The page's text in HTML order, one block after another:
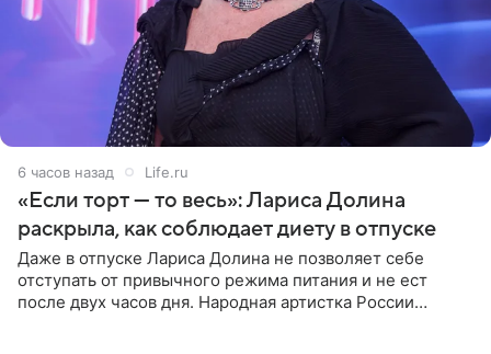
6 часов назад Life.ru
«Если торт — то весь»: Лариса Долина
раскрыла, как соблюдает диету в отпуске
Даже в отпуске Лариса Долина не позволяет себе
отступать от привычного режима питания и не ест
после двух часов дня. Народная артистка России